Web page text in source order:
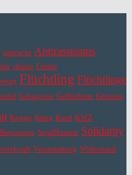
antiracist Antirassismus
choice Comic
Flüchtling Flüchtlinge
Gefangene Geflüchtete Grenzen
Kongo Krieg Kurd KWZ
Repression SajidHussain Solidarity
Veranstaltung Widerstand